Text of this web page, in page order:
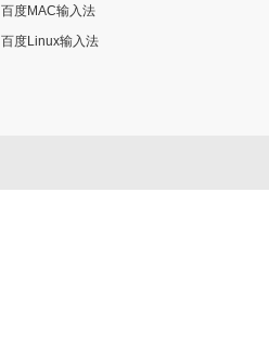
百度MAC输入法
百度Linux输入法